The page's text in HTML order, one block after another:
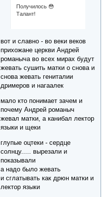
Получилось 😳
Талант!
вот и славно - во веки веков
прихожане церкви Андрей
романыча во всех мирах будут
жевать сушить матки о снова и
снова жевать гениталии
дримеров и нагаалек
мало кто понимает зачем и
почему Андрей романыч
жевал матки, а канибал лектор
языки и щеки
глупые оцтеки - сердце
солнцу..... вырезали и
показывали
а надо было жевать
и сглатывать как дрюн матки и
лектор языки